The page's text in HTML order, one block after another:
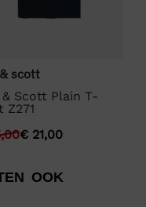
scott
& Scott Plain T-
Z271
€ 21,00
OOK